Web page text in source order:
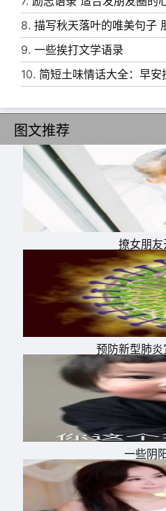
11、你不能是一只
12、你如果认识从
13、不要与他人
14、有一个地方，
15、越是熟悉你
8. 描写秋天落叶的唯美句子
9. 一些挨打文学语录
10. 简短土味情话大全：早安
图文推荐
撩女朋
预防新型肺
一些阴